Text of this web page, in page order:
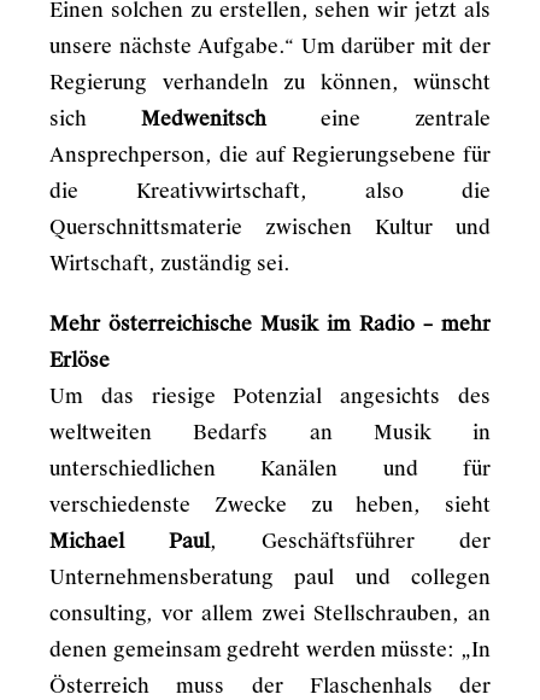
Einen solchen zu erstellen, sehen wir jetzt als
unsere nächste Aufgabe.“ Um darüber mit der
Regierung verhandeln zu können, wünscht
sich Medwenitscheine zentrale
Ansprechperson, die auf Regierungsebene für
die Kreativwirtschaft, also die
Querschnittsmaterie zwischen Kultur und
Wirtschaft, zuständig sei.
Mehr österreichische Musik im Radio – mehr
Erlöse
Um das riesige Potenzial angesichts des
weltweiten Bedarfs an Musik in
unterschiedlichen Kanälen und für
verschiedenste Zwecke zu heben, sieht
Michael Paul, Geschäftsführer der
Unternehmensberatung paul und collegen
consulting, vor allem zwei Stellschrauben, an
denen gemeinsam gedreht werden müsste: „In
Österreich muss der Flaschenhals der